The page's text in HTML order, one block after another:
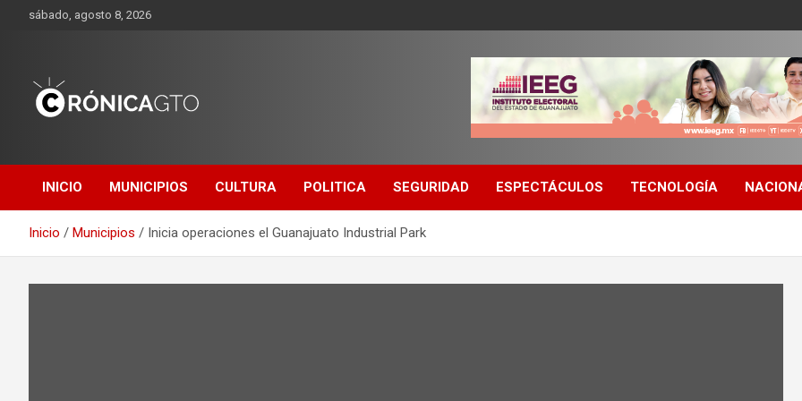
sábado, agosto 8, 2026
GUANAJUATO
INICIO MUNICIPIOS CULTURA POLITICA SEGURIDAD ESPECTÁCULOS TECNOLOGÍA
Inicio Municipios Inicia operaciones el Guanajuato Industrial Park